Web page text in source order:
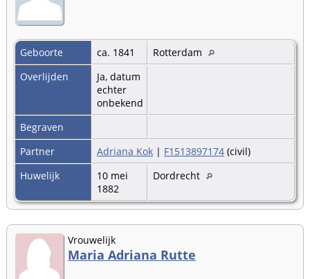
Geboorte ca. 1841
Rotterdam
Overlijden
Ja, datum
echter
onbekend
Begraven
Partner
Adriana Kok | F1513897174 (civil)
Huwelijk
10 mei
1882
Dordrecht
Vrouwelijk
Maria Adriana Rutte